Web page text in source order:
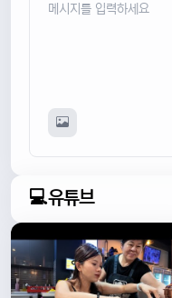
💻유튜브